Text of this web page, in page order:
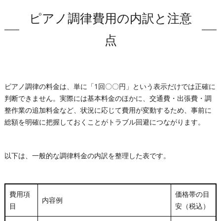
ピアノ調律費用の内訳と注意
点
ピアノ調律の料金は、単に「1回〇〇円」という表示だけでは正確に
判断できません。実際には基本料金のほかに、交通費・出張費・調
整作業の追加料金など、状況に応じて費用が変動するため、事前に
総額を明確に把握しておくことがトラブル回避につながります。
以下は、一般的な調律料金の内訳を整理した表です。
費用項
目
内容例
価格帯の目
安（税込）